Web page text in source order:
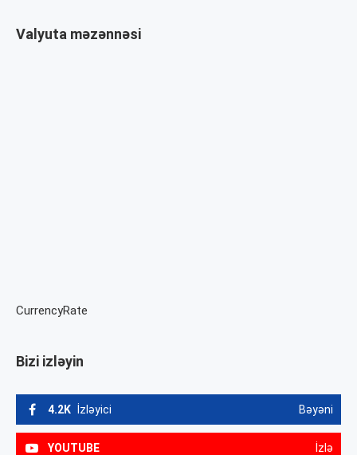
Valyuta məzənnəsi
CurrencyRate
Bizi izləyin
4.2K İzləyici Bəyəni
YOUTUBE İzlə